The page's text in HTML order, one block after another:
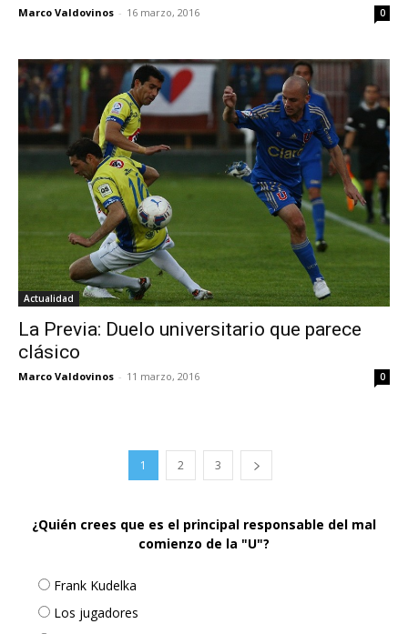
Marco Valdovinos - 16 marzo, 2016 0
Actualidad
La Previa: Duelo universitario que parece
clásico
Marco Valdovinos - 11 marzo, 2016 0
1 2 3
¿Quién crees que es el principal responsable del mal
comienzo de la "U"?
Frank Kudelka
Los jugadores